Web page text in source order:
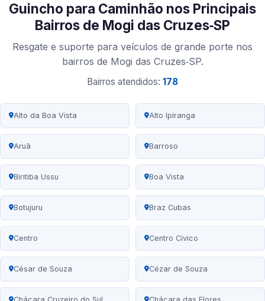
Guincho para Caminhão nos Principais
Bairros de Mogi das Cruzes‑SP
Resgate e suporte para veículos de grande porte nos
bairros de Mogi das Cruzes‑SP.
Bairros atendidos: 178
Alto da Boa Vista Alto Ipiranga
Aruã Barroso
Biritiba Ussu Boa Vista
Botujuru Braz Cubas
Centro Centro Cívico
César de Souza Cézar de Souza